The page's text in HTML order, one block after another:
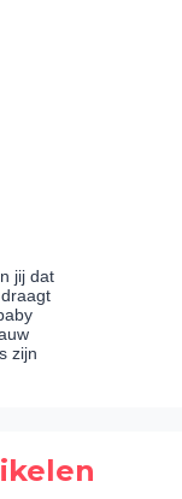
jij dat
zijn